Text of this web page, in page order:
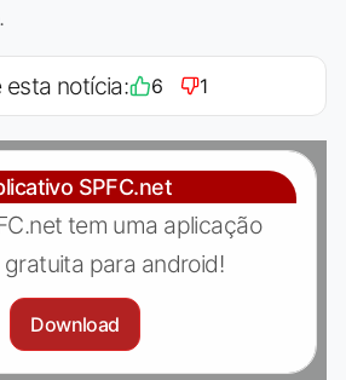
esta notícia: 6 1
SPFC.net
tem uma aplicação
gratuita para android!
Download